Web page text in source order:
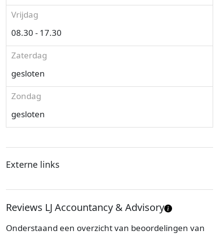
Vrijdag
08.30 - 17.30
Zaterdag
gesloten
Zondag
gesloten
Externe links
Reviews LJ Accountancy & Advisory
Onderstaand een overzicht van beoordelingen van